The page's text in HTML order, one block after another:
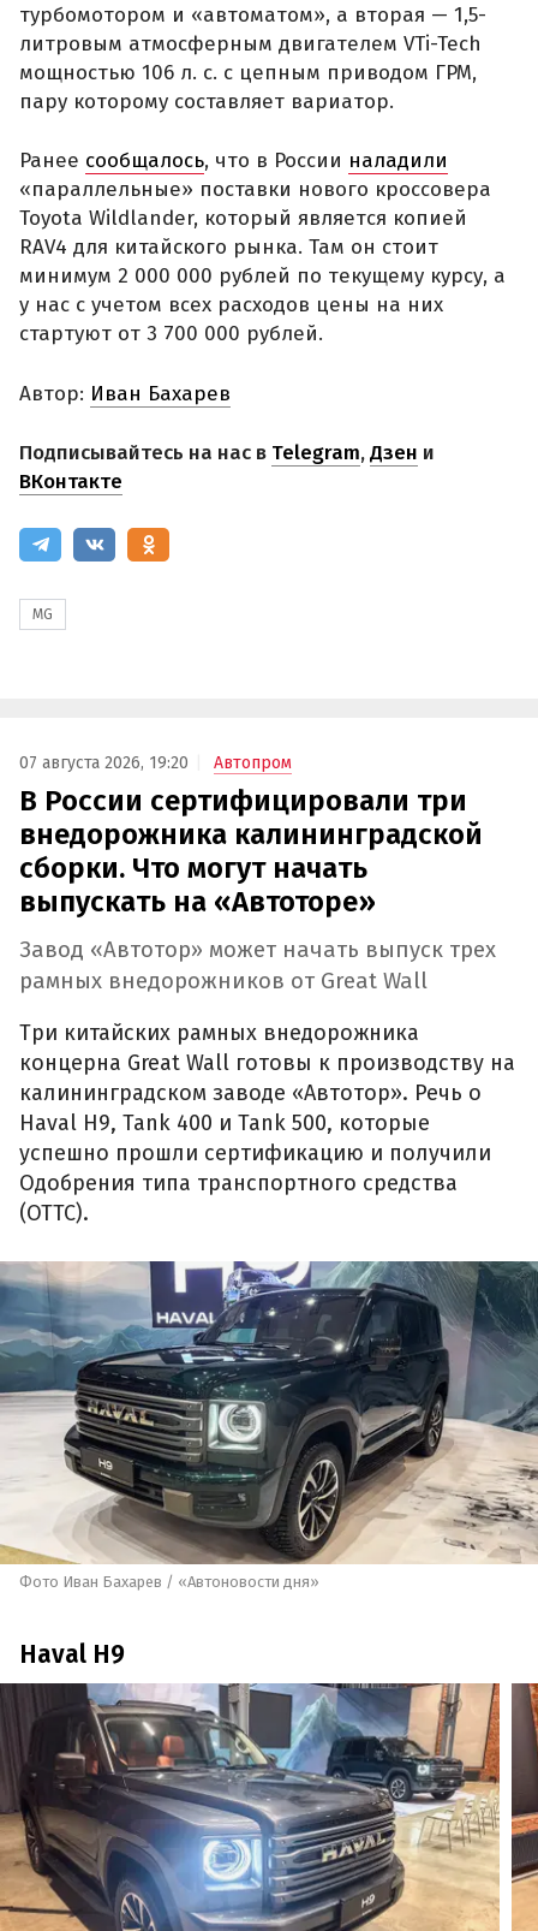
турбомотором и «автоматом», а вторая — 1,5-
литровым атмосферным двигателем VTi-Tech
мощностью 106 л. с. с цепным приводом ГРМ,
пару которому составляет вариатор.
Ранее сообщалось, что в России наладили
«параллельные» поставки нового кроссовера
Toyota Wildlander, который является копией
RAV4 для китайского рынка. Там он стоит
минимум 2 000 000 рублей по текущему курсу, а
у нас с учетом всех расходов цены на них
стартуют от 3 700 000 рублей.
Автор: Иван Бахарев
Подписывайтесь на нас в Telegram,Дзен и
ВКонтакте
MG
07 августа 2026, 19:20 Автопром
В России сертифицировали три
внедорожника калининградской
сборки. Что могут начать
выпускать на «Автоторе»
Завод «Автотор» может начать выпуск трех
рамных внедорожников от Great Wall
Три китайских рамных внедорожника
концерна Great Wall готовы к производству на
калининградском заводе «Автотор». Речь о
Haval H9, Tank 400 и Tank 500, которые
успешно прошли сертификацию и получили
Одобрения типа транспортного средства
(ОТТС).
Фото Иван Бахарев / «Автоновости дня»
Haval H9